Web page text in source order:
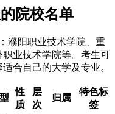
院校名单
濮阳职业技术学院、重
业技术学院等。考生可
合自己的大学及专业。
性
质
层
次
归属
特色标
签